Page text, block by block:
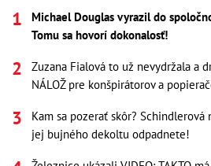
Michael Douglas vyrazil do
Tomu sa hovorí dokonalosť!
Zuzana Fialová to už nevydržala a
NÁLOŽ pre konšpirátorov a
Kam sa pozerať skôr? Schindlerová
jej bujného dekoltu odpadnete!